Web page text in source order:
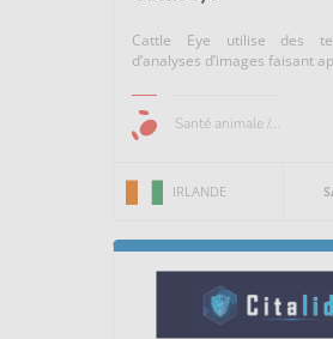
Cattle Eye utilise des
d’analyses d’images faisant
Santé animale /...
IRLANDE